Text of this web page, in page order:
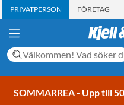
PRIVATPERSON FÖRETAG
SOMMARREA - Upp till